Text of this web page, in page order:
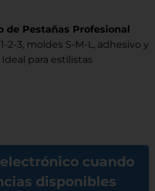
de Pestañas Profesional
2-3, moldes S-M-L, adhesivo y
para estilistas
cuando
disponibles